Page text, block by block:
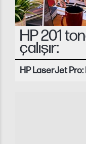
HP 201
çalışır:
HP LaserJet Pro: